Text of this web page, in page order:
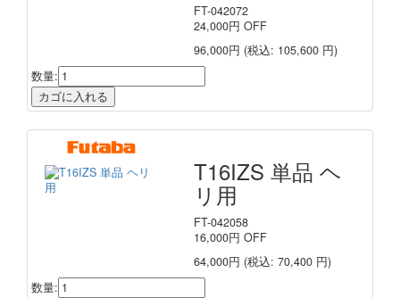
FT-042072
24,000円 OFF
96,000円 (税込: 105,600 円)
数量:
T16IZS 単品 ヘ
リ用
FT-042058
16,000円 OFF
64,000円 (税込: 70,400 円)
数量: